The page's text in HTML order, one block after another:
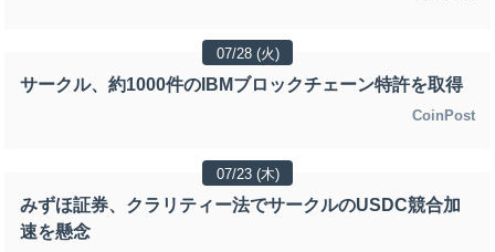
07/28 (火)
サークル、約1000件のIBMブロックチェーン特許を取得
CoinPost
07/23 (木)
みずほ証券、クラリティー法でサークルのUSDC競合加
速を懸念